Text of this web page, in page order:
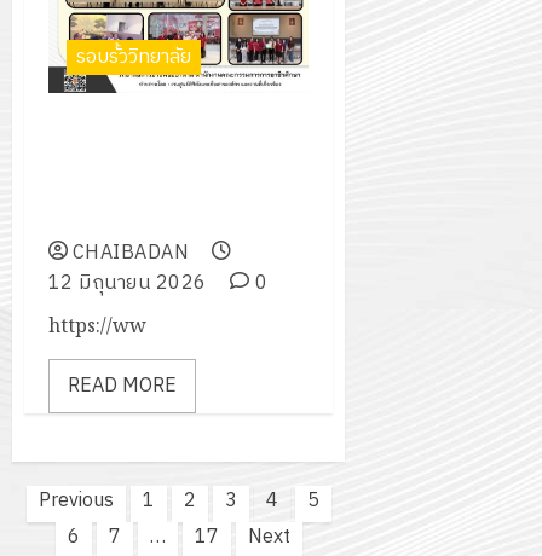
รอบรั้ววิทยาลัย
CHAIBADAN
12 มิถุนายน 2026
0
https://ww
READ MORE
Posts
pagination
Previous 1 2 3 4
5
6
7 … 17 Next